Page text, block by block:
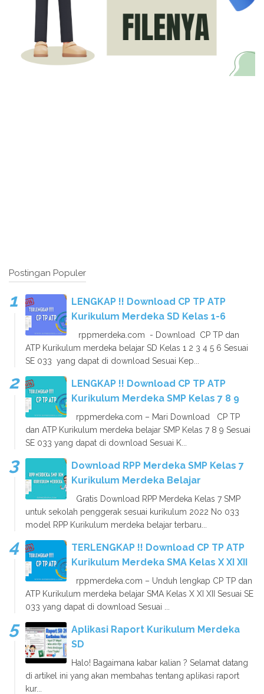
Postingan Populer
LENGKAP !! Download CP TP ATP
Kurikulum Merdeka SD Kelas 1-6
rppmerdeka.com - Download CP TP dan
ATP Kurikulum merdeka belajar SD Kelas 1 2 3 4 5 6 Sesuai
SE 033 yang dapat di download Sesuai Kep...
LENGKAP !! Download CP TP ATP
Kurikulum Merdeka SMP Kelas 7 8 9
rppmerdeka.com – Mari Download CP TP
dan ATP Kurikulum merdeka belajar SMP Kelas 7 8 9 Sesuai
SE 033 yang dapat di download Sesuai K...
Download RPP Merdeka SMP Kelas 7
Kurikulum Merdeka Belajar
Gratis Download RPP Merdeka Kelas 7 SMP
untuk sekolah penggerak sesuai kurikulum 2022 No 033
model RPP Kurikulum merdeka belajar terbaru...
TERLENGKAP !! Download CP TP ATP
Kurikulum Merdeka SMA Kelas X XI XII
rppmerdeka.com – Unduh lengkap CP TP dan
ATP Kurikulum merdeka belajar SMA Kelas X XI XII Sesuai SE
033 yang dapat di download Sesuai ...
Aplikasi Raport Kurikulum Merdeka
SD
Halo! Bagaimana kabar kalian ? Selamat datang
di artikel ini yang akan membahas tentang aplikasi raport
kur...